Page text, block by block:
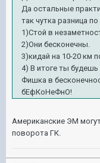
Да остальные
так чутка разница
1)Стой в
2)Они бесконечны.
3)кидай на 10-20 км
4) В итоге ты будешь
Фишка в
бЕфКоНеФнО!
Американские ЭМ
поворота ГК.